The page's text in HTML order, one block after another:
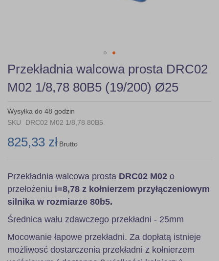
Skip
to
the
beginning
the
images
Przekładnia walcowa prosta DRC02
M02 1/8,78 80B5 (19/200) Ø25
Wysyłka do 48 godzin
SKU
DRC02 M02 1/8,78 80B5
825,33 zł Brutto
Przekładnia walcowa prosta DRC02 M02 o
przełożeniu i=8,78 z kołnierzem przyłączeniowym
silnika w rozmiarze 80b5.
Średnica wału zdawczego przekładni - 25mm
Mocowanie łapowe przekładni. Za dopłatą istnieje
możliwosć dostarczenia przekładni z kołnierzem